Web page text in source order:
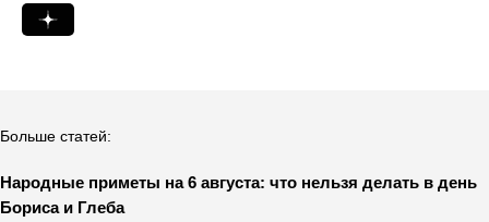
Больше статей:
Народные приметы на 6 августа: что нельзя делать в день
Бориса и Глеба